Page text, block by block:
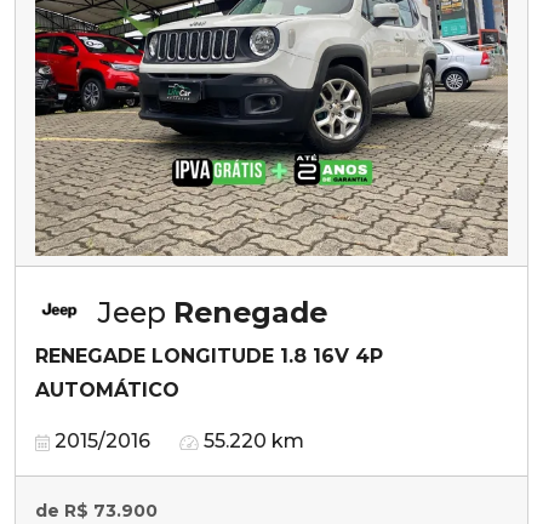
Jeep Renegade
RENEGADE LONGITUDE 1.8 16V 4P
AUTOMÁTICO
2015/2016 55.220 km
de R$ 73.900